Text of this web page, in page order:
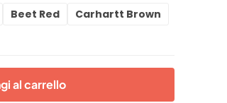
Beet Red
Carhartt Brown
al carrello